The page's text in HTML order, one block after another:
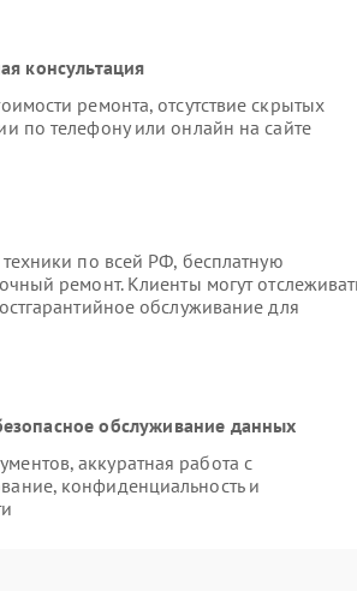
консультация
ремонта, отсутствие скрытых
по телефону или онлайн на сайте
по всей РФ, бесплатную
ремонт. Клиенты могут
обслуживание для
обслуживание данных
аккуратная работа с
конфиденциальность и